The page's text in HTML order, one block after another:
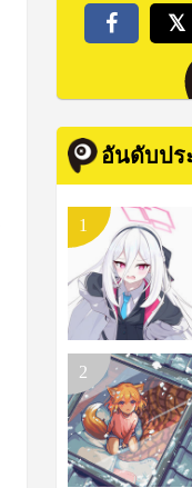
อันดับปร